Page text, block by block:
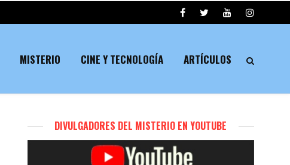
MISTERIO CINE Y TECNOLOGÍA ARTÍCULOS
DIVULGADORES DEL MISTERIO EN YOUTUBE